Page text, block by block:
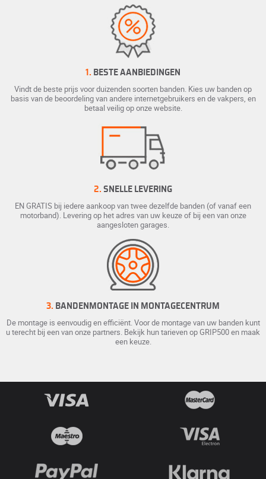
1. BESTE AANBIEDINGEN
Vindt de beste prijs voor duizenden soorten banden. Kies uw banden op
basis van de beoordeling van andere internetgebruikers en de vakpers, en
betaal veilig op onze website.
2. SNELLE LEVERING
EN GRATIS bij iedere aankoop van twee dezelfde banden (of vanaf een
motorband). Levering op het adres van uw keuze of bij een van onze
aangesloten garages.
3. BANDENMONTAGE IN MONTAGECENTRUM
De montage is eenvoudig en efficiënt. Voor de montage van uw banden kunt
u terecht bij een van onze partners. Bekijk hun tarieven op GRIP500 en maak
een keuze.